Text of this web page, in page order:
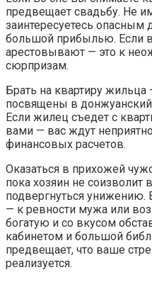
предвещает свадьбу. Не
заинтересуетесь
большой прибылью. Если
арестовывают — это к
сюрпризам.
Брать на квартиру жильца
посвящены в
Если жилец съедет с
вами — вас ждут
финансовых расчетов.
Оказаться в прихожей
пока хозяин не
подвергнуться унижению.
— к ревности мужа или
богатую и со вкусом
кабинетом и большой
предвещает, что ваше
реализуется.